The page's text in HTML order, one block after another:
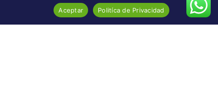
Aceptar Politíca de Privacidad